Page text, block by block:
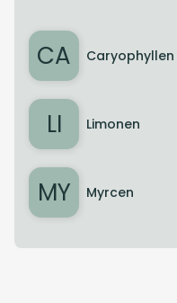
CA Caryophyllen
LI Limonen
MY Myrcen